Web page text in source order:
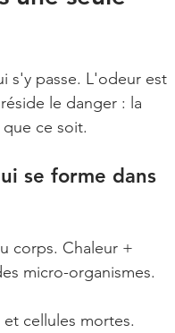
s'y passe. L'odeur est
le danger : la
ce soit.
se forme dans
corps. Chaleur +
micro-organismes.
cellules mortes.